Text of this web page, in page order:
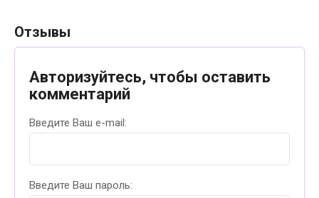
Отзывы
Авторизуйтесь, чтобы оставить
комментарий
Введите Ваш e-mail:
Введите Ваш пароль: